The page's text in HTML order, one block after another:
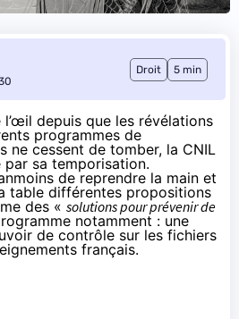
Droit 5 min
depuis que les révélations
programmes de
ne cessent de tomber, la CNIL
par sa temporisation.
de reprendre la main et
table différentes propositions
des « solutions pour prévenir de
notamment : une
de contrôle sur les fichiers
français.